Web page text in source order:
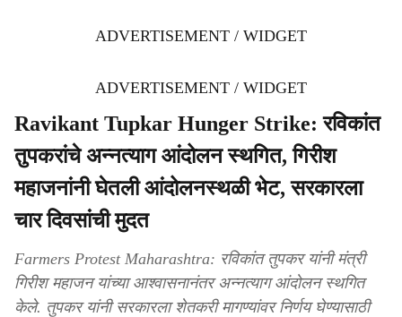
ADVERTISEMENT / WIDGET
ADVERTISEMENT / WIDGET
Ravikant Tupkar Hunger Strike: रविकांत
तुपकरांचे अन्नत्याग आंदोलन स्थगित, गिरीश
महाजनांनी घेतली आंदोलनस्थळी भेट, सरकारला
चार दिवसांची मुदत
Farmers Protest Maharashtra: रविकांत तुपकर यांनी मंत्री
गिरीश महाजन यांच्या आश्वासनानंतर अन्नत्याग आंदोलन स्थगित
केले. तुपकर यांनी सरकारला शेतकरी मागण्यांवर निर्णय घेण्यासाठी